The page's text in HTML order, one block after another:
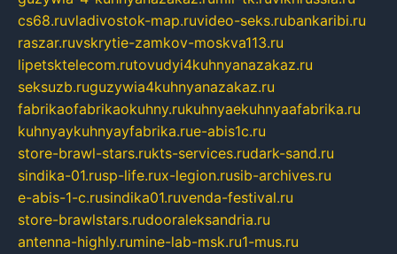
cs68.ruvladivostok-map.ruvideo-seks.rubankaribi.ru
raszar.ruvskrytie-zamkov-moskva113.ru
lipetsktelecom.rutovudyi4kuhnyanazakaz.ru
seksuzb.ruguzywia4kuhnyanazakaz.ru
fabrikaofabrikaokuhny.rukuhnyaekuhnyaafabrika.ru
kuhnyaykuhnyayfabrika.rue-abis1c.ru
store-brawl-stars.rukts-services.rudark-sand.ru
sindika-01.rusp-life.rux-legion.rusib-archives.ru
e-abis-1-c.rusindika01.ruvenda-festival.ru
store-brawlstars.rudooraleksandria.ru
antenna-highly.rumine-lab-msk.ru1-mus.ru